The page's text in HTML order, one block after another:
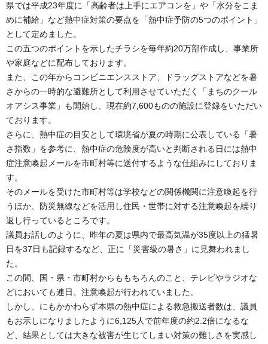
県では平成23年度に「高齢者は上手にエアコンを」や「水分をこま
めに補給」など熱中症対策の要点を「熱中症予防の5つのポイント」
として定めました。
この五つのポイントを示したチラシを毎年約20万部作成し、事業所
や家庭などに配布しております。
また、この年からコンビニエンスストア、ドラッグストアなどを暑
さからの一時的な避難所として利用させていただく「まちのクール
オアシス事業」も開始し、現在約7,600ものの施設に登録をいただい
ております。
さらに、熱中症の目安として環境省が夏の時期に公表している「暑
さ指数」を参考に、熱中症の危険度が高いと判断される日には熱中
症注意喚起メールを市町村等に送付するような仕組みにしておりま
す。
そのメールを受けた市町村等は学校などの関係機関に注意喚起を行
うほか、防災無線などを活用し住民・世帯に対する注意喚起を繰り
返し行っているところです。
議員お話しのように、昨年の夏は県内で最高気温が35度以上の猛暑
日を37日も記録するなど、正に「災害級の暑さ」に見舞われまし
た。
この間、国・県・市町村からももちろんのこと、テレビやラジオな
どにおいても連日、注意喚起が行われていました。
しかし、にもかかわらず本県の熱中症による救急搬送者数は、議員
もお示しになりましたように6,125人で前年度の約2.2倍になるな
ど、結果としては大きな被害が生じてしまい対策の難しさを実感し